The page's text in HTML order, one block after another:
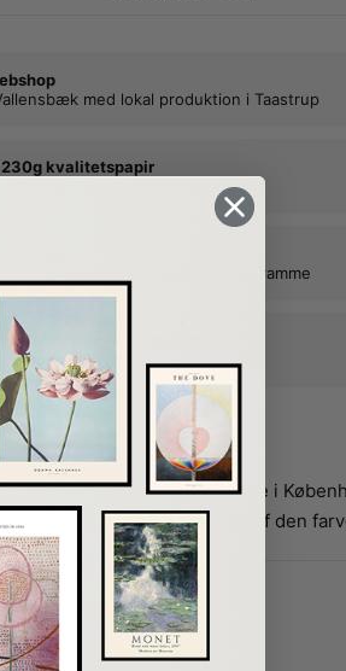
med lokal produktion i Taastrup
kvalitetspapir
din plakats farver og form
din plakat ind, når du tilkøber en ramme
rammer i egetræ
dine plakater mange år frem
berømte og historiske gade i
så vi ser mest muligt af den